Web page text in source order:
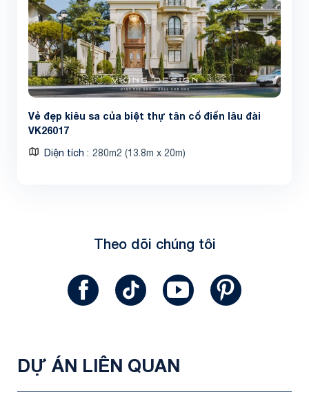
Vẻ đẹp kiêu sa của biệt thự tân cổ điển lâu đài
VK26017
Diện tích 280m2 (13.8m x 20m)
Theo dõi chúng tôi
DỰ ÁN LIÊN QUAN